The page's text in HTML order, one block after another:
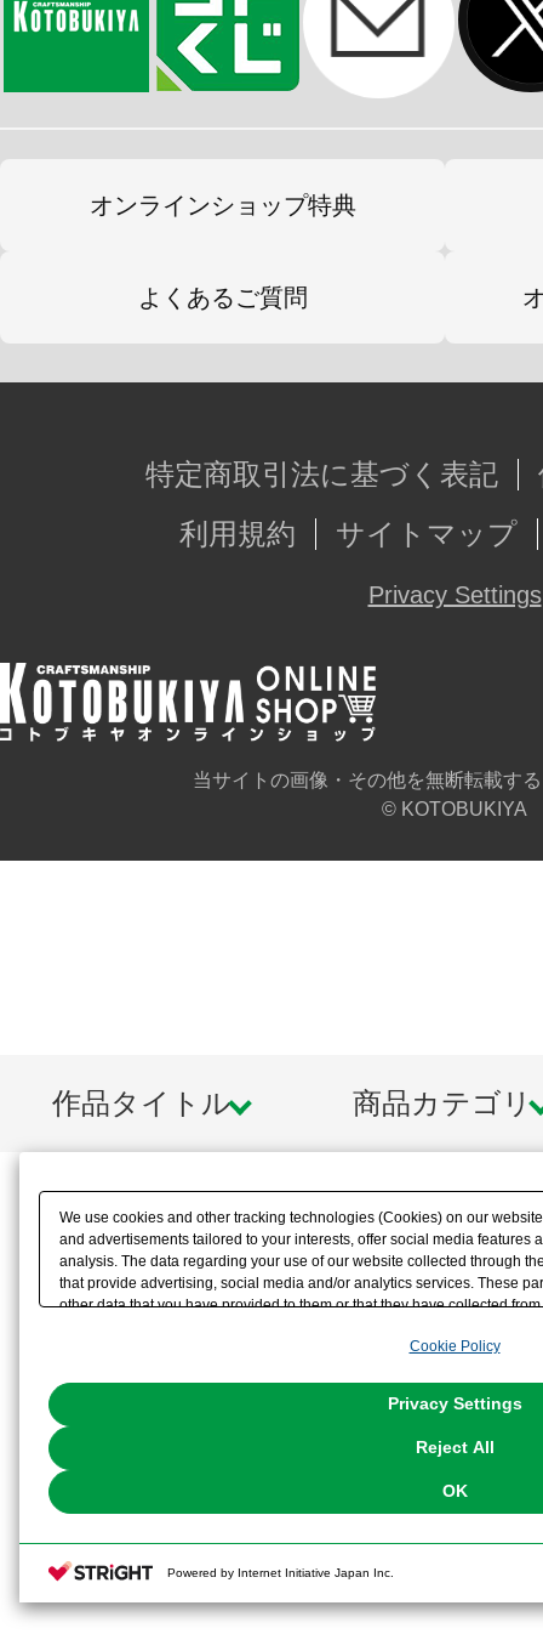
オンラインショップ特典
よくあるご質問
特定商取引法に基づく表記
利用規約
サイトマップ
Privacy Settings
当サイトの画像・その他を無断転載す
© KOTOBUKIYA
作品タイトル 商品カテゴリ
We use cookies and other tracking technologies (Cookies) on our
and advertisements tailored to your interests, offer social media features
analysis. The data regarding your use of our website collected through
that provide advertising, social media and/or analytics services. These
other data that you have provided to them or that they have collected
the use of all Cookies except for Strictly Necessary Cookies, please
You can change your consent or rejection settings at any time via
Cookie Policy
Privacy Settings
Reject All
OK
Powered by Internet Initiative Japan Inc.